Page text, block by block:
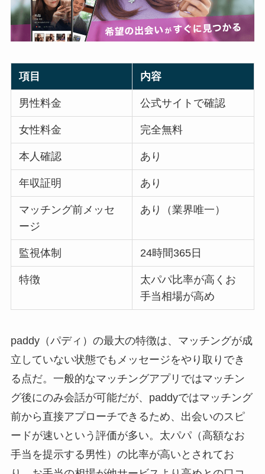
項目 内容
男性料金 公式サイトで確認
女性料金 完全無料
本人確認 あり
年収証明 あり
マッチング前メッセ
ージ
あり（業界唯一）
監視体制 24時間365日
特徴
太パパ比率が高くお
手当相場が高め
paddy（パディ）の最大の特徴は、マッチングが成
立していない状態でもメッセージをやり取りでき
る点だ。一般的なマッチングアプリではマッチン
グ後にのみ会話が可能だが、paddyではマッチング
前から直接アプローチできるため、出会いのスピ
ードが速いという評価が多い。太パパ（高額なお
手当を提示する男性）の比率が高いとされてお